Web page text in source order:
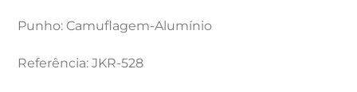
COM
Punho: Camuflagem-Alumínio
Referência: JKR-528